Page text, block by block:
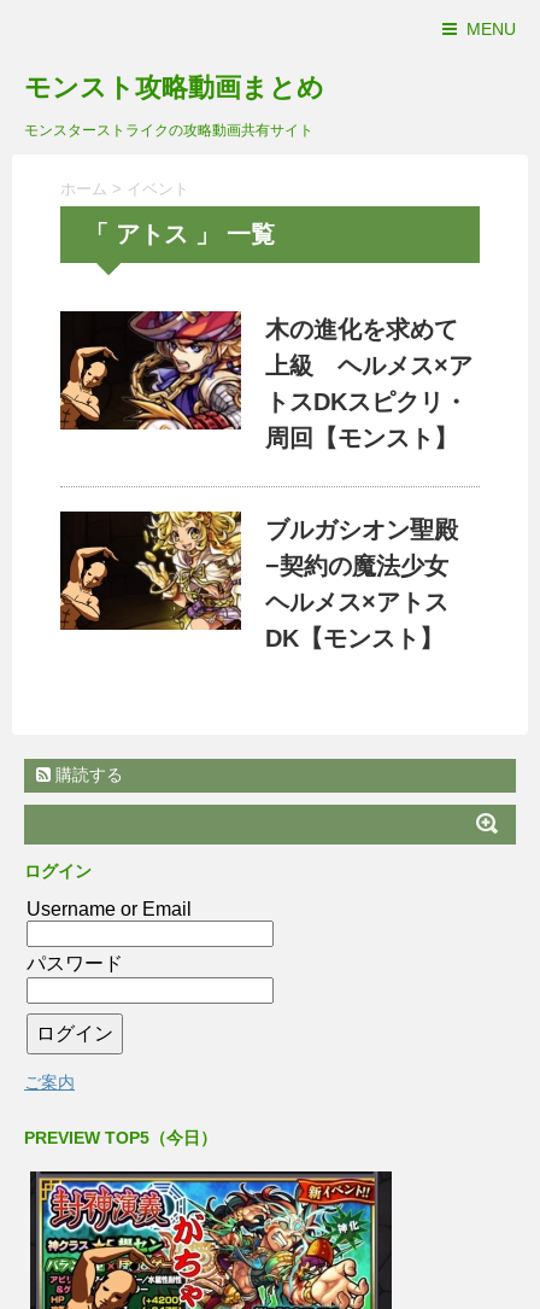
MENU
モンスト攻略動画まとめ
モンスターストライクの攻略動画共有サイト
ホーム > イベント
「 アトス 」 一覧
木の進化を求めて
上級 ヘルメス×ア
トスDKスピクリ・
周回【モンスト】
ブルガシオン聖殿
−契約の魔法少女
ヘルメス×アトス
DK【モンスト】
購読する
ログイン
Username or Email
パスワード
ご案内
PREVIEW TOP5（今日）